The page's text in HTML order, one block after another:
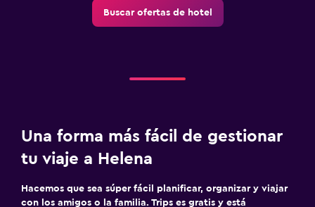
Buscar ofertas de hotel
Una forma más fácil de gestionar
tu viaje a Helena
Hacemos que sea súper fácil planificar, organizar y viajar
con los amigos o la familia. Trips es gratis y está